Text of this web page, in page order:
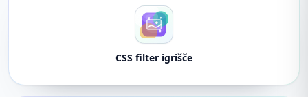
CSS filter igrišče